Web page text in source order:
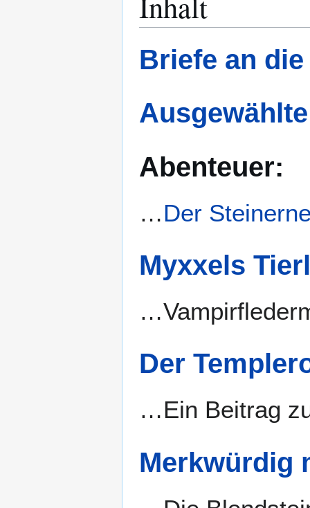
Briefe an
Abenteuer:
…Der
Myxxels
Der
…Ein Beitrag
Merkwürdig